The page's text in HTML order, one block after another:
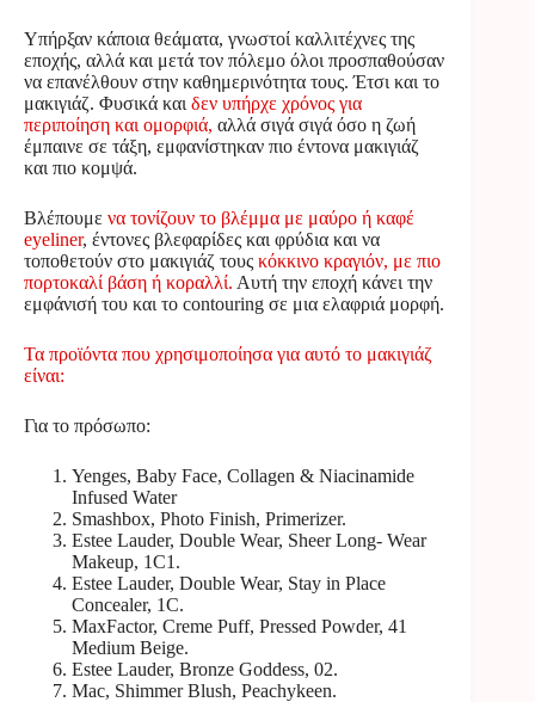
Υπήρξαν κάποια θεάματα, γνωστοί καλλιτέχνες της
εποχής, αλλά και μετά τον πόλεμο όλοι προσπαθούσαν
να επανέλθουν στην καθημερινότητα τους. Έτσι και το
μακιγιάζ. Φυσικά και δεν υπήρχε χρόνος για
περιποίηση και ομορφιά, αλλά σιγά σιγά όσο η ζωή
έμπαινε σε τάξη, εμφανίστηκαν πιο έντονα μακιγιάζ
και πιο κομψά.
Βλέπουμε να τονίζουν το βλέμμα με μαύρο ή καφέ
eyeliner, έντονες βλεφαρίδες και φρύδια και να
τοποθετούν στο μακιγιάζ τους κόκκινο κραγιόν, με πιο
πορτοκαλί βάση ή κοραλλί. Αυτή την εποχή κάνει την
εμφάνισή του και το contouring σε μια ελαφριά μορφή.
Τα προϊόντα που χρησιμοποίησα για αυτό το μακιγιάζ
είναι:
Για το πρόσωπο:
Yenges, Baby Face, Collagen & Niacinamide
Infused Water
Smashbox, Photo Finish, Primerizer.
Estee Lauder, Double Wear, Sheer Long- Wear
Makeup, 1C1.
Estee Lauder, Double Wear, Stay in Place
Concealer, 1C.
MaxFactor, Creme Puff, Pressed Powder, 41
Medium Beige.
Estee Lauder, Bronze Goddess, 02.
Mac, Shimmer Blush, Peachykeen.